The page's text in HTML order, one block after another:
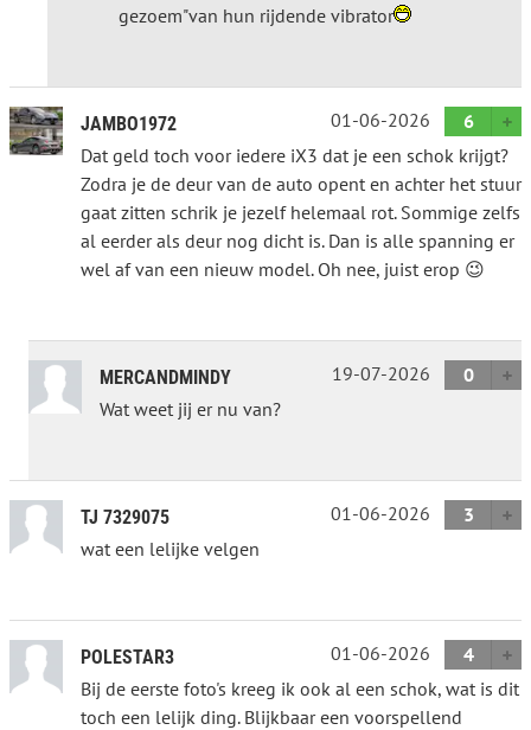
gezoem"van hun rijdende vibrator
JAMBO1972 01-06-2026
6
Dat geld toch voor iedere iX3 dat je een schok krijgt?
Zodra je de deur van de auto opent en achter het stuur
gaat zitten schrik je jezelf helemaal rot. Sommige zelfs
al eerder als deur nog dicht is. Dan is alle spanning er
wel af van een nieuw model. Oh nee, juist erop 😉
MERCANDMINDY 19-07-2026
0
Wat weet jij er nu van?
TJ 7329075 01-06-2026
3
wat een lelijke velgen
POLESTAR3 01-06-2026
4
Bij de eerste foto's kreeg ik ook al een schok, wat is dit
toch een lelijk ding. Blijkbaar een voorspellend